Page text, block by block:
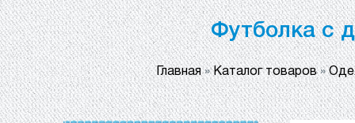
Футболка с
Главная »Каталог товаров»